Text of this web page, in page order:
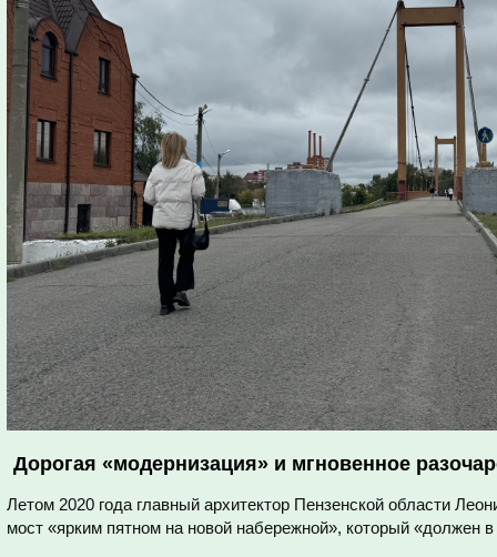
Дорогая «модернизация» и мгновенное
Летом 2020 года главный архитектор Пензенской области
мост «ярким пятном на новой набережной», который «должен